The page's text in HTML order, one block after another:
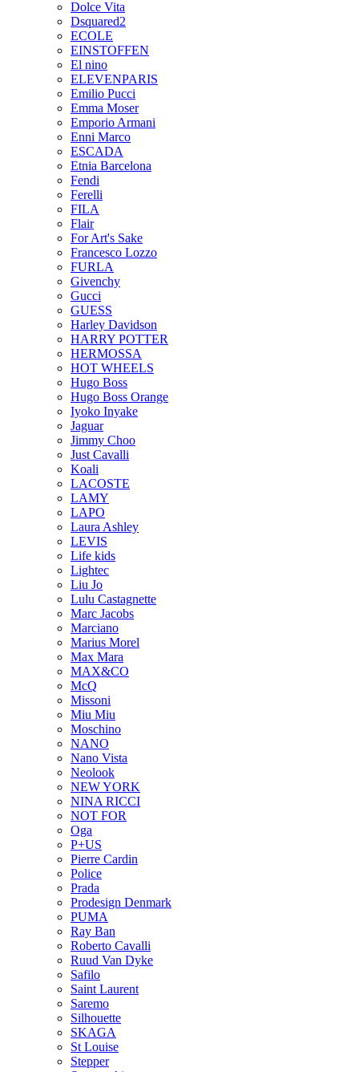
Dolce Vita
Dsquared2
ECOLE
EINSTOFFEN
El nino
ELEVENPARIS
Emilio Pucci
Emma Moser
Emporio Armani
Enni Marco
ESCADA
Etnia Barcelona
Fendi
Ferelli
FILA
Flair
For Art's Sake
Francesco Lozzo
FURLA
Givenchy
Gucci
GUESS
Harley Davidson
HARRY POTTER
HERMOSSA
HOT WHEELS
Hugo Boss
Hugo Boss Orange
Iyoko Inyake
Jaguar
Jimmy Choo
Just Cavalli
Koali
LACOSTE
LAMY
LAPO
Laura Ashley
LEVIS
Life kids
Lightec
Liu Jo
Lulu Castagnette
Marc Jacobs
Marciano
Marius Morel
Max Mara
MAX&CO
McQ
Missoni
Miu Miu
Moschino
NANO
Nano Vista
Neolook
NEW YORK
NINA RICCI
NOT FOR
Oga
P+US
Pierre Cardin
Police
Prada
Prodesign Denmark
PUMA
Ray Ban
Roberto Cavalli
Ruud Van Dyke
Safilo
Saint Laurent
Saremo
Silhouette
SKAGA
St Louise
Stepper